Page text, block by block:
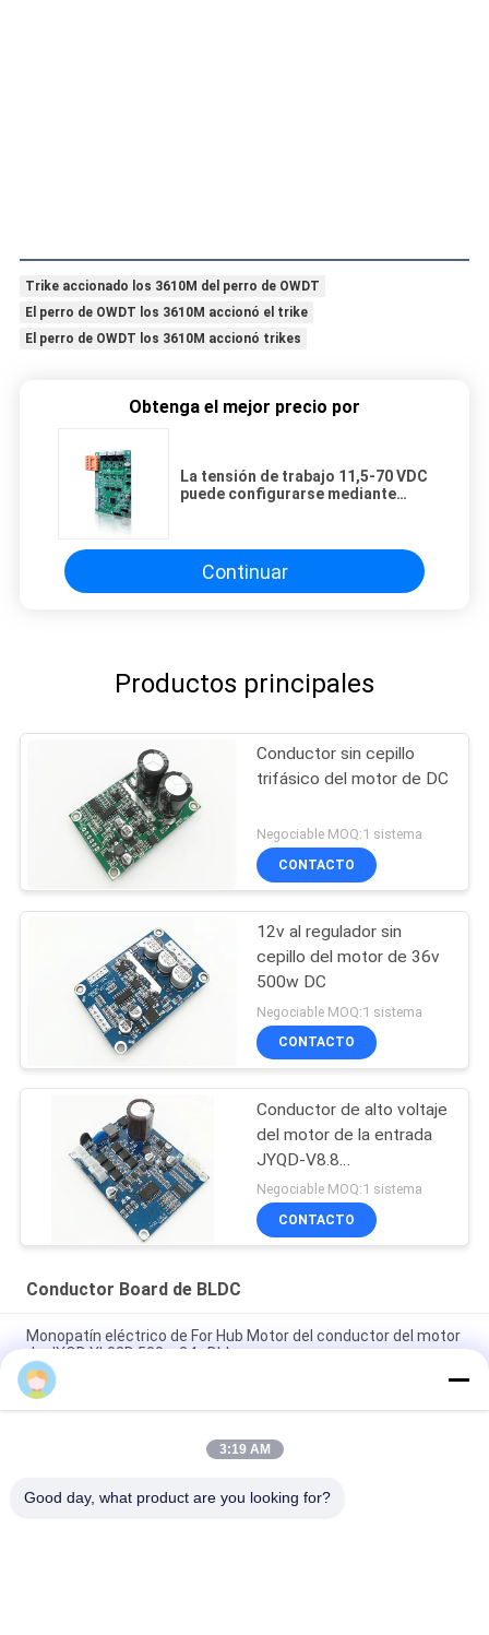
Trike accionado los 3610M del perro de OWDT
El perro de OWDT los 3610M accionó el trike
El perro de OWDT los 3610M accionó trikes
Obtenga el mejor precio por
La tensión de trabajo 11,5-70 VDC
puede configurarse mediante
Continuar
Productos principales
Conductor sin cepillo
trifásico del motor de DC
Negociable MOQ:1 sistema
CONTACTO
12v al regulador sin
cepillo del motor de 36v
500w DC
Negociable MOQ:1 sistema
CONTACTO
Conductor de alto voltaje
del motor de la entrada
JYQD-V8.8
110VAC/22VAC BLDC
Negociable MOQ:1 sistema
CONTACTO
Conductor Board de BLDC
Monopatín eléctrico de For Hub Motor del conductor del motor
de JYQD YL02D 500w 24v Bldc
Regulador sin cepillo Pwm del motor del sensor 110V 220V
12V 24v DC de Pasillo
JYQD - V7.5E 36 al conductor trifásico Board del motor BLDC
3:19 AM
Good day, what product are you looking for?